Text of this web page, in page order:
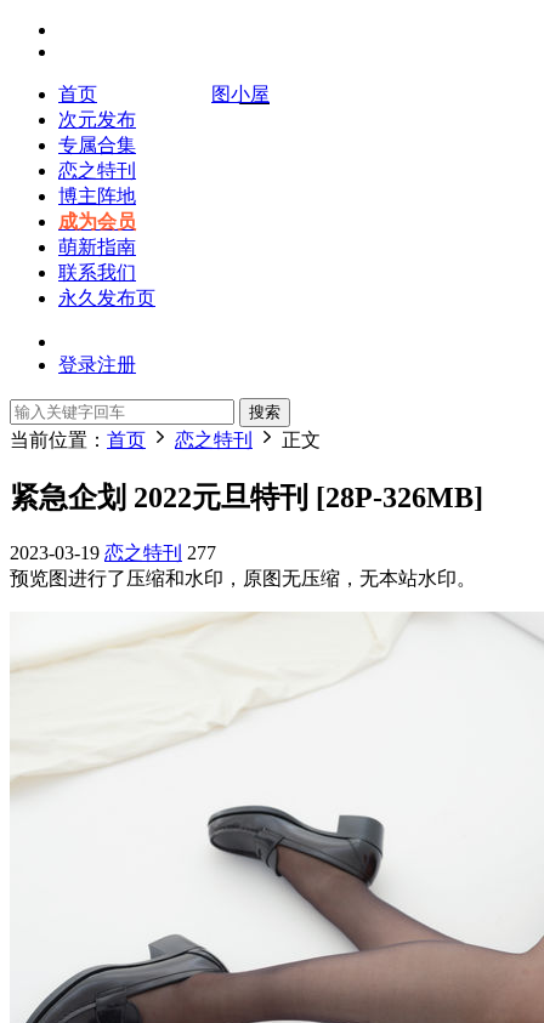
图小屋
首页
次元发布
专属合集
恋之特刊
博主阵地
成为会员
萌新指南
联系我们
永久发布页
登录注册
搜索
当前位置： 首页 恋之特刊 正文
紧急企划 2022元旦特刊 [28P-326MB]
2023-03-19 恋之特刊 277
预览图进行了压缩和水印，原图无压缩，无本站水印。